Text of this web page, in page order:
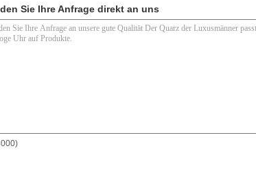
Sie Ihre Anfrage direkt an uns